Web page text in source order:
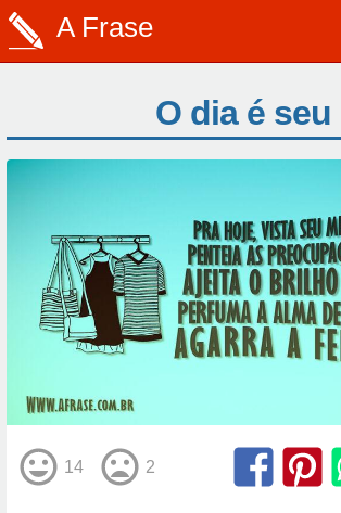
A Frase
O dia é seu
14 2